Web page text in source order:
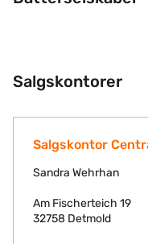
Salgskontorer
Salgskontor
Sandra Wehrhan
Am Fischerteich 19
32758 Detmold